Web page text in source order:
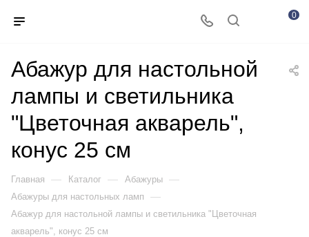
0
Абажур для настольной
лампы и светильника
"Цветочная акварель",
конус 25 см
Главная — Каталог — Абажуры —
Абажуры для настольных ламп —
Абажур для настольной лампы и светильника "Цветочная
акварель", конус 25 см